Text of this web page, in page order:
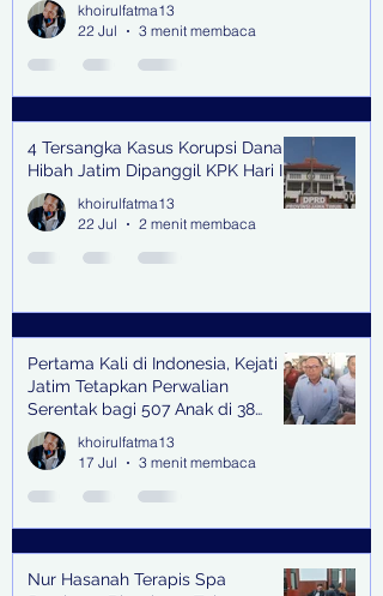
khoirulfatma13
22 Jul
3 menit membaca
4 Tersangka Kasus Korupsi Dana
Hibah Jatim Dipanggil KPK Hari Ini
khoirulfatma13
22 Jul
2 menit membaca
Pertama Kali di Indonesia, Kejati
Jatim Tetapkan Perwalian
Serentak bagi 507 Anak di 38
Kabupaten & Kota
khoirulfatma13
17 Jul
3 menit membaca
Nur Hasanah Terapis Spa